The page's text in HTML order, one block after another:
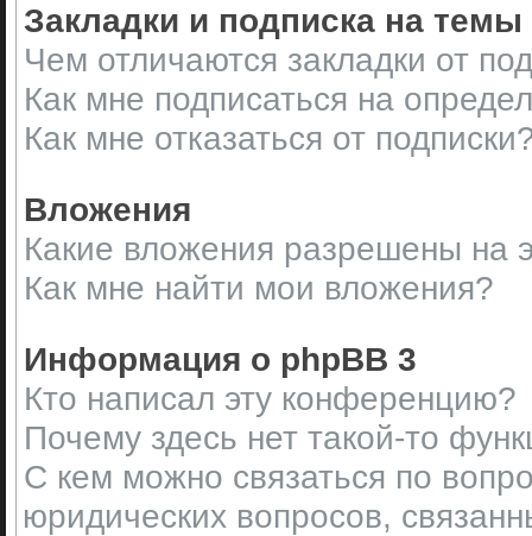
Закладки и подписка на темы
Чем отличаются закладки от
Как мне подписаться на
Как мне отказаться от
Вложения
Какие вложения разрешены на
Как мне найти мои вложения?
Информация о phpBB 3
Кто написал эту конференцию?
Почему здесь нет такой-то
С кем можно связаться по
юридических вопросов,